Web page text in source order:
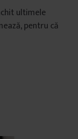
ultimele
pentru că